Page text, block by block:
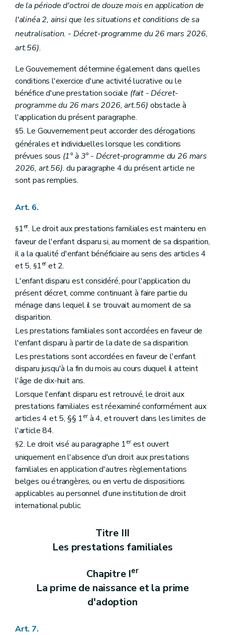
de la période d'octroi de douze mois en application de
l'alinéa 2, ainsi que les situations et conditions de sa
neutralisation. - Décret-programme du 26 mars 2026,
art.56).
Le Gouvernement détermine également dans quelles
conditions l'exercice d'une activité lucrative ou le
bénéfice d'une prestation sociale (fait - Décret-
programme du 26 mars 2026, art.56) obstacle à
l'application du présent paragraphe.
§5. Le Gouvernement peut accorder des dérogations
générales et individuelles lorsque les conditions
prévues sous (1° à 3° - Décret-programme du 26 mars
2026, art.56).du paragraphe 4 du présent article ne
sont pas remplies.
Art. 6.
§1er. Le droit aux prestations familiales est maintenu en
faveur de l'enfant disparu si, au moment de sa disparition,
il a la qualité d'enfant bénéficiaire au sens des articles 4
et 5, §1eret 2.
L'enfant disparu est considéré, pour l'application du
présent décret, comme continuant à faire partie du
ménage dans lequel il se trouvait au moment de sa
disparition.
Les prestations familiales sont accordées en faveur de
l'enfant disparu à partir de la date de sa disparition.
Les prestations sont accordées en faveur de l'enfant
disparu jusqu'à la fin du mois au cours duquel il atteint
l'âge de dix-huit ans.
Lorsque l'enfant disparu est retrouvé, le droit aux
prestations familiales est réexaminé conformément aux
articles 4 et 5, §§ 1erà 4, et rouvert dans les limites de
l'article 84.
§2. Le droit visé au paragraphe 1erest ouvert
uniquement en l'absence d'un droit aux prestations
familiales en application d'autres règlementations
belges ou étrangères, ou en vertu de dispositions
applicables au personnel d'une institution de droit
international public.
Titre III
Les prestations familiales
Chapitre Ier
La prime de naissance et la prime
d'adoption
Art. 7.